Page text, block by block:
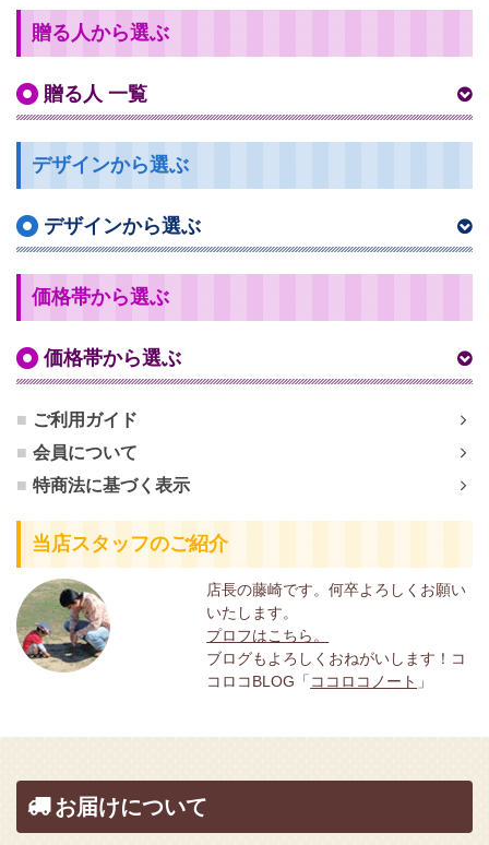
贈る人から選ぶ
贈る人 一覧
デザインから選ぶ
デザインから選ぶ
価格帯から選ぶ
価格帯から選ぶ
ご利用ガイド
会員について
特商法に基づく表示
当店スタッフのご紹介
店長の藤崎です。何卒よろしくお願い
いたします。
プロフはこちら。
ブログもよろしくおねがいします！コ
コロコBLOG「 ココロコノート 」
お届けについて